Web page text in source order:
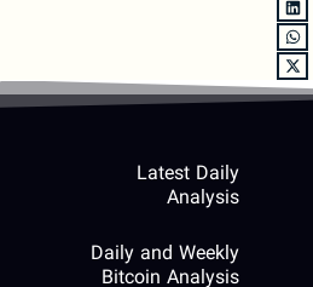
Latest Daily
Analysis
Daily and Weekly
Bitcoin Analysis